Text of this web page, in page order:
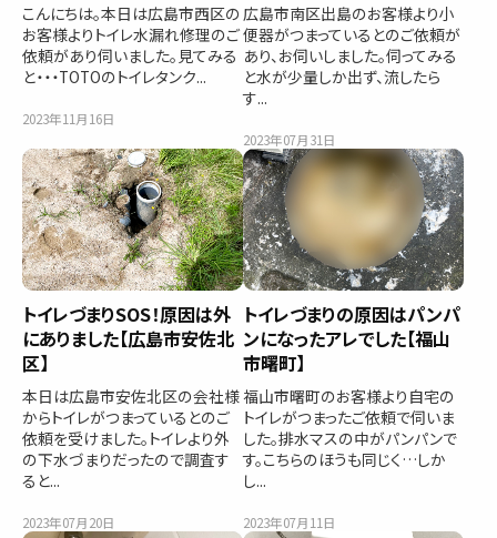
こんにちは。本日は広島市西区の
お客様よりトイレ水漏れ修理のご
依頼があり伺いました。見てみる
と・・・TOTOのトイレタンク...
2023年11月16日
広島市南区出島のお客様より小
便器がつまっているとのご依頼が
あり、お伺いしました。伺ってみる
と水が少量しか出ず、流したら
す...
2023年07月31日
トイレづまりSOS！原因は外
にありました【広島市安佐北
区】
本日は広島市安佐北区の会社様
からトイレがつまっているとのご
依頼を受けました。トイレより外
の下水づまりだったので調査す
ると...
2023年07月20日
トイレづまりの原因はパンパ
ンになったアレでした【福山
市曙町】
福山市曙町のお客様より自宅の
トイレがつまったご依頼で伺いま
した。排水マスの中がパンパンで
す。こちらのほうも同じく…しか
し...
2023年07月11日